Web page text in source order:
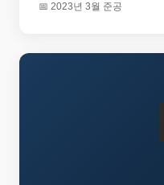
📅 2023년 3월 준공